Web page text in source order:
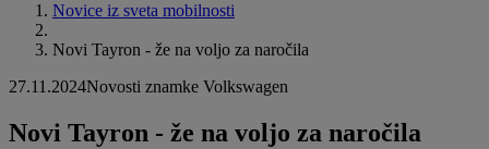
Novice iz sveta mobilnosti
Novi Tayron - že na voljo za naročila
27.11.2024Novosti znamke Volkswagen
Novi Tayron - že na voljo za naročila